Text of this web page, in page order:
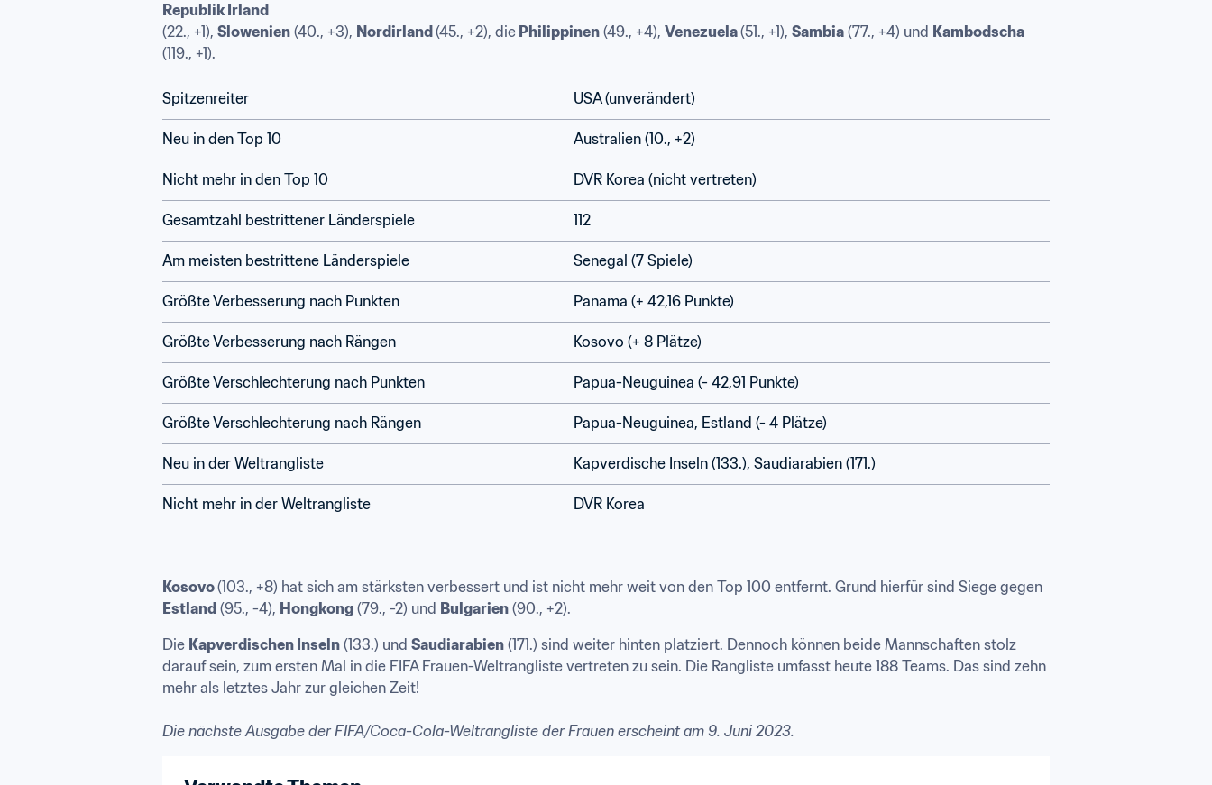
Republik Irland
(22., +1), Slowenien (40., +3), Nordirland (45., +2), die Philippinen (49., +4), Venezuela (51., +1), Sambia (77., +4) und Kambodscha
(119., +1).
Spitzenreiter USA (unverändert)
Neu in den Top 10 Australien (10., +2)
Nicht mehr in den Top 10 DVR Korea (nicht vertreten)
Gesamtzahl bestrittener Länderspiele 112
Am meisten bestrittene Länderspiele Senegal (7 Spiele)
Größte Verbesserung nach Punkten Panama (+ 42,16 Punkte)
Größte Verbesserung nach Rängen Kosovo (+ 8 Plätze)
Größte Verschlechterung nach Punkten Papua-Neuguinea (- 42,91 Punkte)
Größte Verschlechterung nach Rängen Papua-Neuguinea, Estland (- 4 Plätze)
Neu in der Weltrangliste Kapverdische Inseln (133.), Saudiarabien (171.)
Nicht mehr in der Weltrangliste DVR Korea
Kosovo
Estland (95., -4), Hongkong (79., -2) und Bulgarien (90., +2).
Die Kapverdischen Inseln (133.) und Saudiarabien (171.) sind weiter hinten platziert. Dennoch können beide Mannschaften stolz
darauf sein, zum ersten Mal in die FIFA Frauen-Weltrangliste vertreten zu sein. Die Rangliste umfasst heute 188 Teams. Das sind zehn
mehr als letztes Jahr zur gleichen Zeit!
Die nächste Ausgabe der FIFA/Coca-Cola-Weltrangliste der Frauen erscheint am 9. Juni 2023.